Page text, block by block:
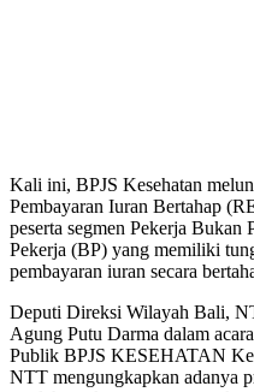
Kali ini, BPJS Kesehatan
Pembayaran Iuran Bertahap
peserta segmen Pekerja
Pekerja (BP) yang memiliki
pembayaran iuran secara
Deputi Direksi Wilayah Bali,
Agung Putu Darma dalam
Publik BPJS KESEHATAN
NTT mengungkapkan adanya